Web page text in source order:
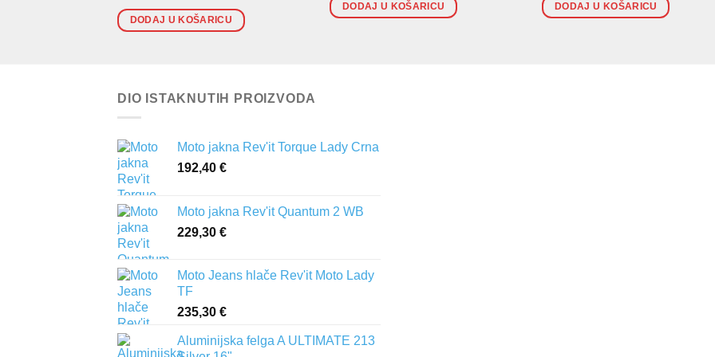
DODAJ U KOŠARICU
DODAJ U KOŠARICU DODAJ U KOŠARICU
DIO ISTAKNUTIH PROIZVODA
Moto jakna Rev'it Torque Lady Crna
192,40 €
Moto jakna Rev'it Quantum 2 WB
229,30 €
Moto Jeans hlače Rev'it Moto Lady
TF
235,30 €
Aluminijska felga A ULTIMATE 213